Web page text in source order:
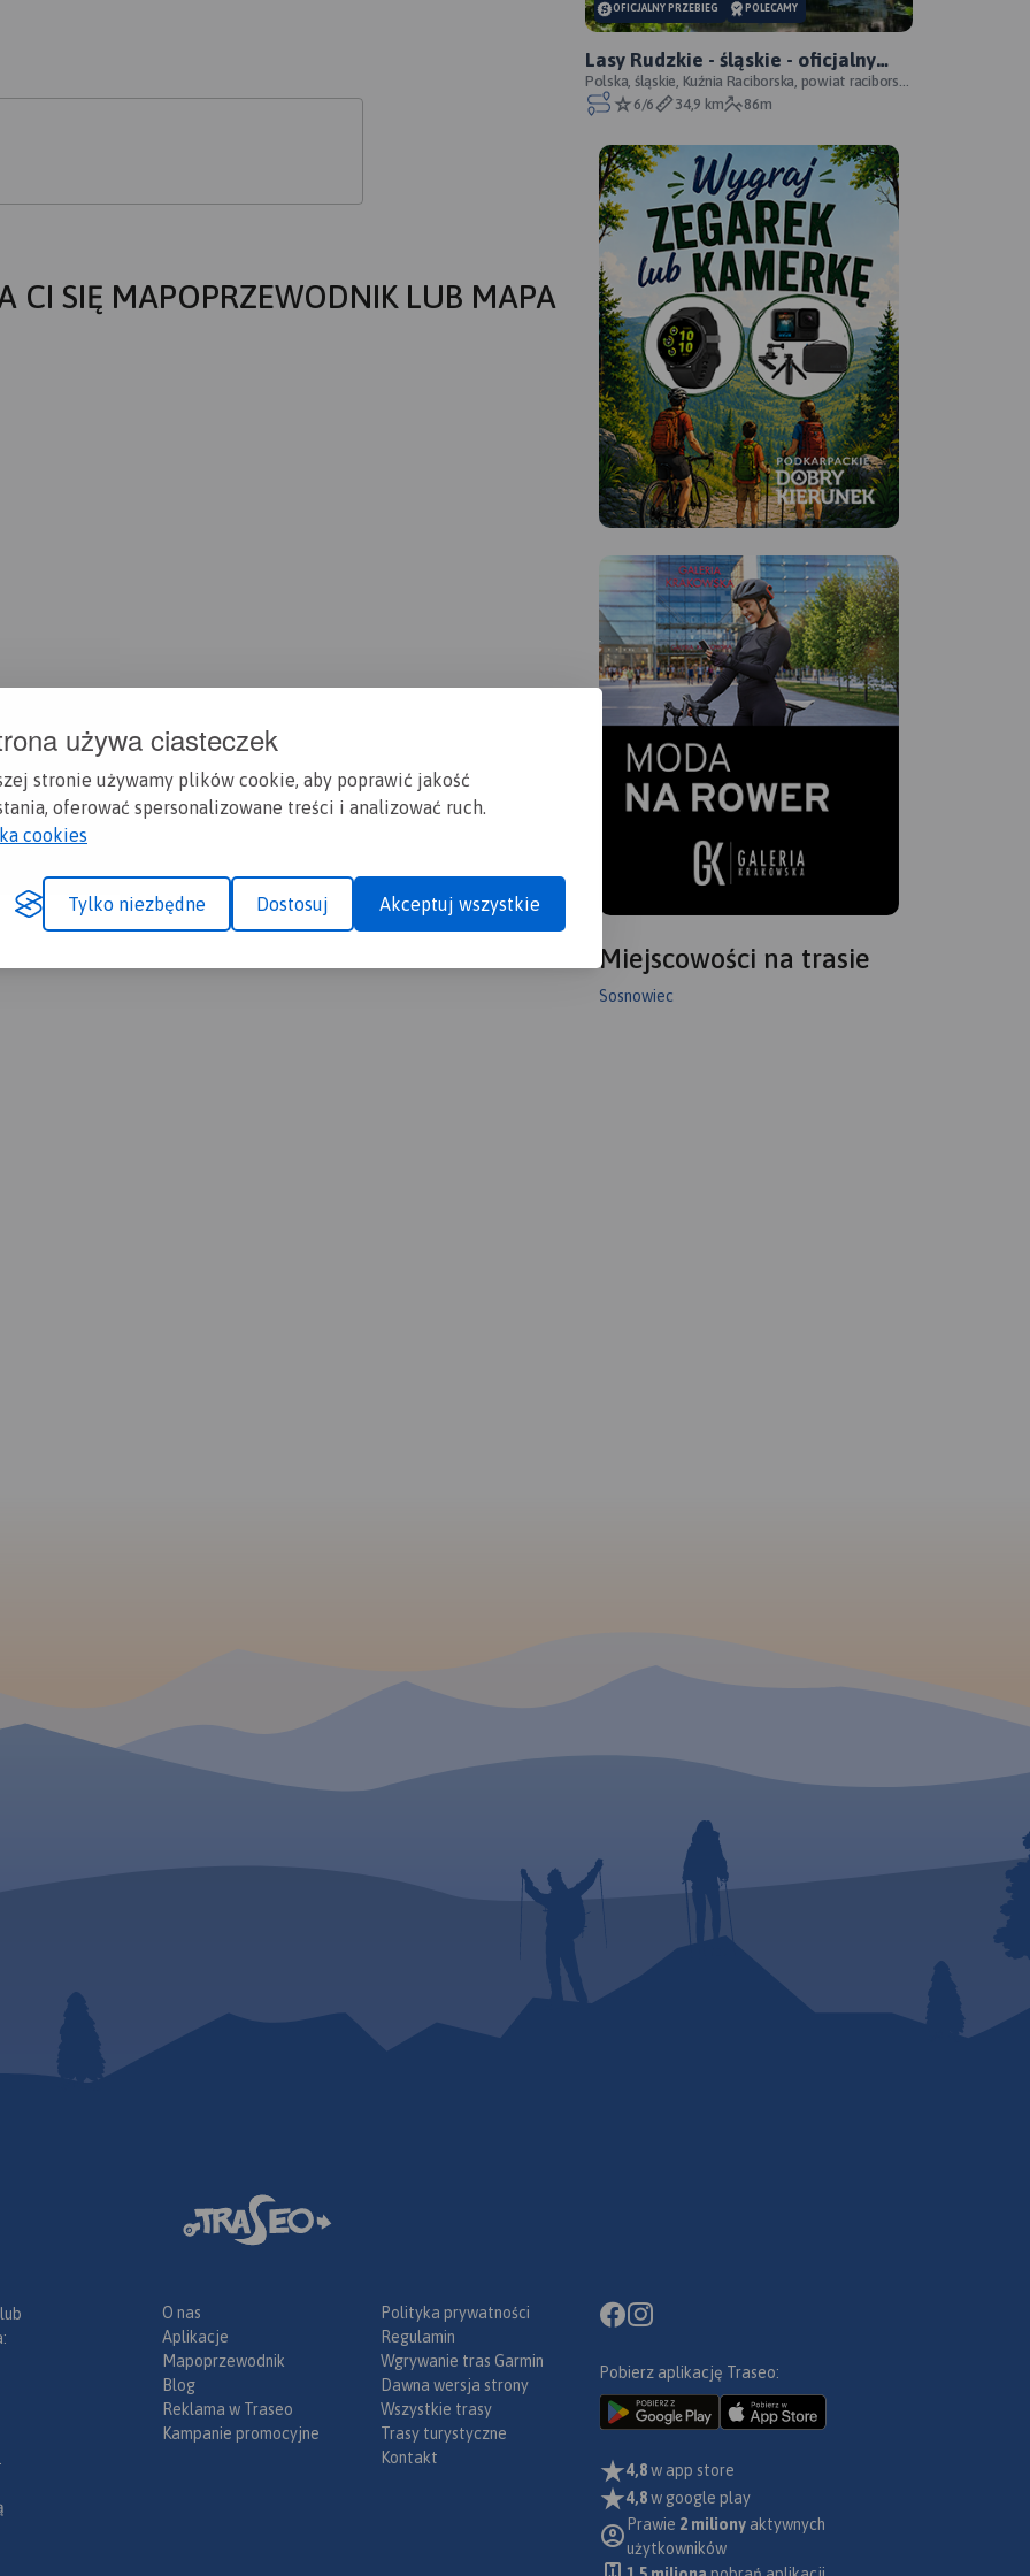
używa ciasteczek
stronie używamy plików cookie, aby poprawić jakość
oferować spersonalizowane treści i analizować ruch.
cookies
Tylko niezbędne Dostosuj Akceptuj wszystkie
CI SIĘ MAPOPRZEWODNIK LUB MAPA
OFICJALNY PRZEBIEG POLECAMY
Lasy Rudzkie - śląskie - oficjalny
przebieg
Polska, śląskie, Kuźnia Raciborska, powiat raciborski,
Park Krajobrazowy Cysterskie Kompozycje Krajo
6/6 34,9 km 86m
Miejscowości na trasie
Sosnowiec
O nas
Aplikacje
Mapoprzewodnik
Blog
Reklama w Traseo
Kampanie promocyjne
Polityka prywatności
Regulamin
Wgrywanie tras Garmin
Dawna wersja strony
Wszystkie trasy
Trasy turystyczne
Kontakt
Pobierz aplikację Traseo:
4,8w app store
4,8w google play
Prawie 2 miliony aktywnych
użytkowników